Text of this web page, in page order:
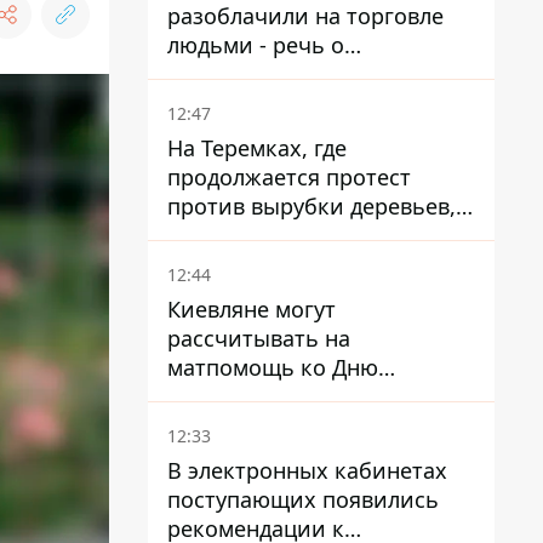
разоблачили на торговле
людьми - речь о
суррогатном материнстве
12:47
На Теремках, где
продолжается протест
против вырубки деревьев,
произошла стычка со
спецназом полиции
12:44
Киевляне могут
рассчитывать на
матпомощь ко Дню
независимости - кому ее
дадут
12:33
В электронных кабинетах
поступающих появились
рекомендации к